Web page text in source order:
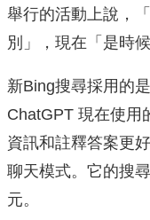
舉行的活動上說，
別」，現在「是時
新Bing搜尋採用的
ChatGPT 現在使用
資訊和註釋答案更
聊天模式。它的搜
元。